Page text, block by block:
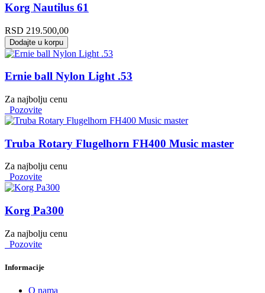
Korg Nautilus 61
RSD 219.500,00
Dodajte u korpu
Ernie ball Nylon Light .53
Za najbolju cenu
Pozovite
Truba Rotary Flugelhorn FH400 Music master
Za najbolju cenu
Pozovite
Korg Pa300
Za najbolju cenu
Pozovite
Informacije
O nama